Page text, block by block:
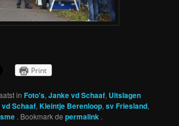
Print
inFoto's,Janke vd Schaaf, Uitslagen
vd Schaaf,Kleintje Berenloop,sv Friesland,
. Bookmark depermalink .